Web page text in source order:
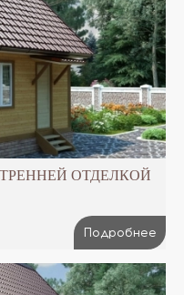
ОТДЕЛКОЙ
Подробнее